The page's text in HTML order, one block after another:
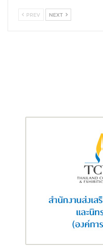
PREV NEXT